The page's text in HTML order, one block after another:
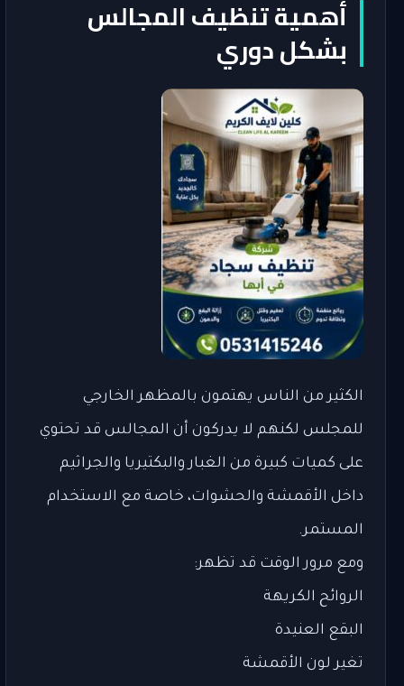
أهمية تنظيف المجالس
بشكل دوري
الكثير من الناس يهتمون بالمظهر الخارجي
للمجلس لكنهم لا يدركون أن المجالس قد تحتوي
على كميات كبيرة من الغبار والبكتيريا والجراثيم
داخل الأقمشة والحشوات، خاصة مع الاستخدام
المستمر.
ومع مرور الوقت قد تظهر:
الروائح الكريهة
البقع العنيدة
تغير لون الأقمشة